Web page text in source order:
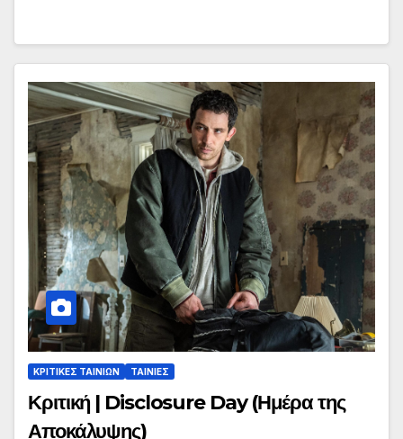
ΚΡΙΤΙΚΕΣ ΤΑΙΝΙΩΝ ΤΑΙΝΙΕΣ
Κριτική | Disclosure Day (Ημέρα της
Αποκάλυψης)